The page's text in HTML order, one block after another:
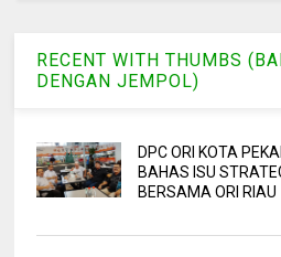
RECENT WITH THUMBS
DENGAN JEMPOL)
DPC ORI KOTA
BAHAS ISU
BERSAMA ORI RIAU